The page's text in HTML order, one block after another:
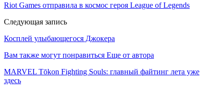
Riot Games отправила в космос героя League of Legends
Следующая запись
Косплей улыбающегося Джокера
Вам также могут понравиться Еще от автора
MARVEL Tōkon Fighting Souls: главный файтинг лета уже
здесь